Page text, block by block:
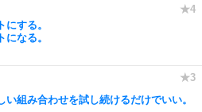
にする。
になる。
い組み合わせを試し続けるだけでいい。